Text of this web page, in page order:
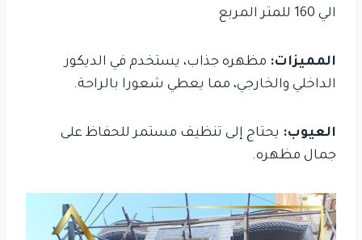
الي 160 للمتر المربع
المميزات: مظهره جذاب، يستخدم في الديكور
الداخلي والخارجي، مما يعطي شعورا بالراحة.
العيوب: يحتاج إلى تنظيف مستمر للحفاظ على
جمال مظهره.